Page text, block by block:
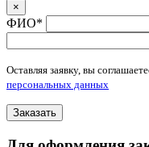
×
ФИО*
Оставляя заявку, вы
персональных данных
Заказать